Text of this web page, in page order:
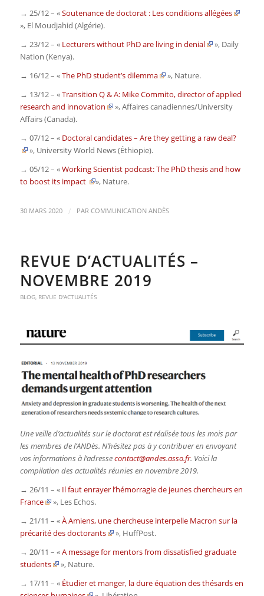
→ 25/12 – «Soutenance de doctorat : Les conditions allégées
», El Moudjahid (Algérie).
→ 23/12 – « Lecturers without PhD are living in denial », Daily
Nation (Kenya).
→ 16/12 – «The PhD student’s dilemma », Nature.
→ 13/12 – «Transition Q & A: Mike Commito, director of applied
research and innovation
»,Affaires canadiennes/University
Affairs(Canada).
→ 07/12 – « Doctoral candidates – Are they getting a raw deal?
», University World News (Éthiopie).
→ 05/12 – «Working Scientist podcast: The PhD thesis and how
to boost its impact
», Nature.
30 MARS 2020 / PAR COMMUNICATION ANDÈS
REVUE D’ACTUALITÉS –
NOVEMBRE 2019
BLOG, REVUE D'ACTUALITÉS
Une veille d’actualités sur le doctorat est réalisée tous les mois par
les membres de l’ANDès. N’hésitez pas à y contribuer en envoyant
vos informations à l’adressecontact@andes.asso.fr. Voici la
compilation des actualités réunies en novembre 2019.
→ 26/11 – « Il faut enrayer l’hémorragie de jeunes chercheurs en
France
», Les Echos.
→ 21/11 – «À Amiens, une chercheuse interpelle Macron sur la
précarité des doctorants
», HuffPost.
→ 20/11 – «A message for mentors from dissatisfied graduate
students
», Nature.
→ 17/11 – « Étudier et manger, la dure équation des thésards en